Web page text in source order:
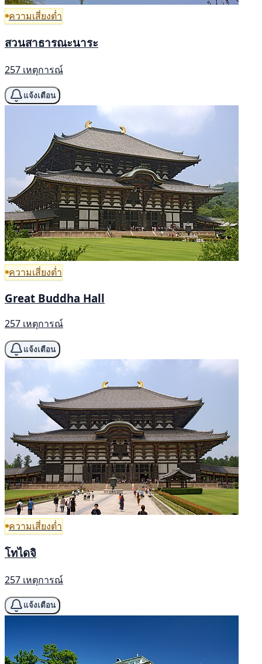
ความเสี่ยงต่ำ
สวนสาธารณะนาระ
257 เหตุการณ์
แจ้งเตือน
ความเสี่ยงต่ำ
Great Buddha Hall
257 เหตุการณ์
แจ้งเตือน
ความเสี่ยงต่ำ
โทไดจิ
257 เหตุการณ์
แจ้งเตือน